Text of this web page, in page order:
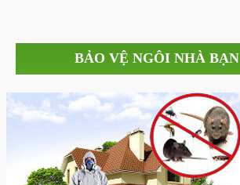
BẢO VỆ NGÔI NHÀ BẠN